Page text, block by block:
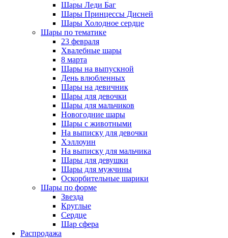
Шары Леди Баг
Шары Принцессы Дисней
Шары Холодное сердце
Шары по тематике
23 февраля
Хвалебные шары
8 марта
Шары на выпускной
День влюбленных
Шары на девичник
Шары для девочки
Шары для мальчиков
Новогодние шары
Шары с животными
На выписку для девочки
Хэллоуин
На выписку для мальчика
Шары для девушки
Шары для мужчины
Оскорбительные шарики
Шары по форме
Звезда
Круглые
Сердце
Шар сфера
Распродажа